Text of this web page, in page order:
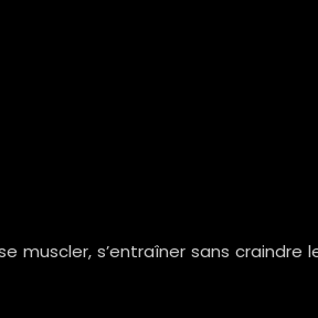
s’entraîner sans craindre